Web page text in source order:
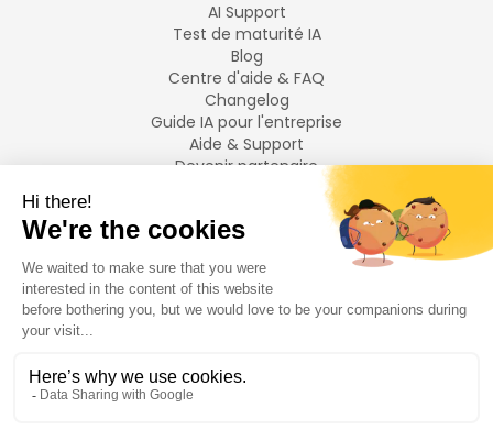
AI Support
Test de maturité IA
Blog
Centre d'aide & FAQ
Changelog
Guide IA pour l'entreprise
Aide & Support
Devenir partenaire
LANGUES
Français
English